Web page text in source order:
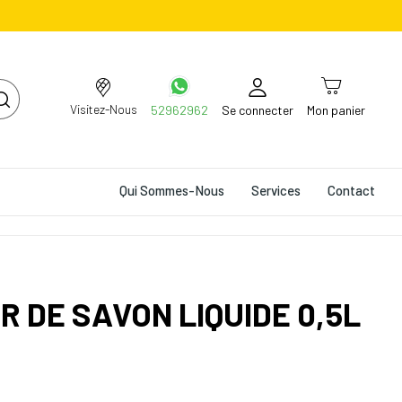
Visitez-Nous 52962962 Se connecter Mon panier
Qui Sommes-Nous Services Contact
DE SAVON LIQUIDE 0,5L